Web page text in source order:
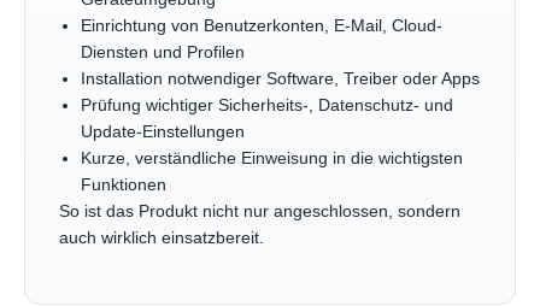
Einrichtung von Benutzerkonten, E-Mail, Cloud-
Diensten und Profilen
Installation notwendiger Software, Treiber oder Apps
Prüfung wichtiger Sicherheits-, Datenschutz- und
Update-Einstellungen
Kurze, verständliche Einweisung in die wichtigsten
Funktionen
So ist das Produkt nicht nur angeschlossen, sondern
auch wirklich einsatzbereit.